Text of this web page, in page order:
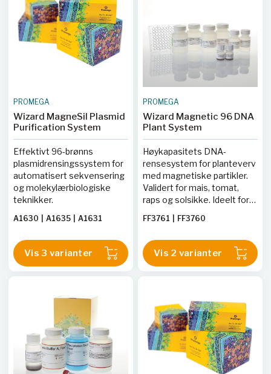
PROMEGA
Wizard MagneSil Plasmid
Purification System
Effektivt 96-brønns
plasmidrensingssystem for
automatisert sekvensering
og molekylærbiologiske
teknikker.
A1630 A1635 A1631
Vis 3 varianter
PROMEGA
Wizard Magnetic 96 DNA
Plant System
Høykapasitets DNA-
rensesystem for planteverv
med magnetiske partikler.
Validert for mais, tomat,
raps og solsikke. Ideelt for
FF3761 FF3760
Vis 2 varianter